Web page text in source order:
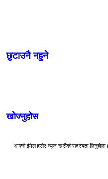
छुटाउनै नहुने
खोज्नुहोस
आफ्नो ईमेल हालेर न्युज खरीको सदस्यता लिनुहोला।